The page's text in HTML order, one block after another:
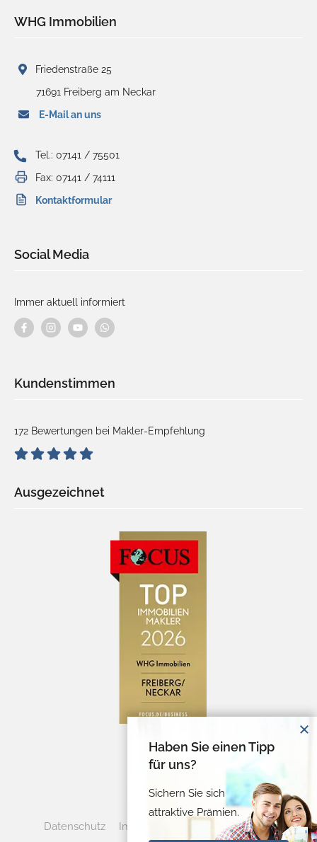
WHG Immobilien
Friedenstraße 25
71691 Freiberg am Neckar
E-Mail an uns
Tel.: 07141 / 75501
Fax: 07141 / 74111
Kontaktformular
Social Media
Immer aktuell informiert
Kundenstimmen
172 Bewertungen bei Makler-Empfehlung
Ausgezeichnet
Datenschutz Impressum Cookie-Verwaltung
Haben Sie einen Tipp
für uns?
Sichern Sie sich
attraktive Prämien.